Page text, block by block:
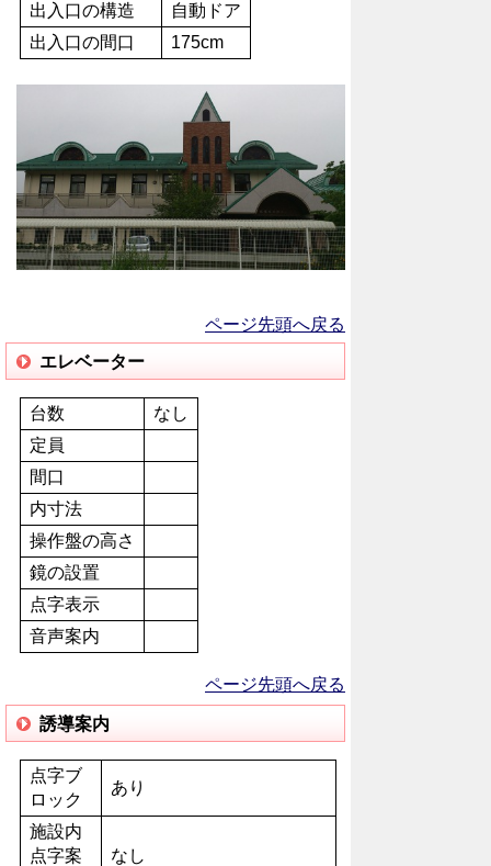
出入口の構造
自動ドア
出入口の間口
175cm
ページ先頭へ戻る
エレベーター
台数
なし
定員
間口
内寸法
操作盤の高さ
鏡の設置
点字表示
音声案内
ページ先頭へ戻る
誘導案内
点字ブ
ロック
あり
施設内
点字案
なし